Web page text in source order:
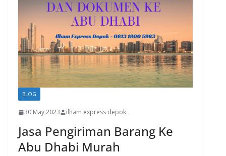
BLOG
30 May 2023 ilham express depok
Jasa Pengiriman Barang Ke
Abu Dhabi Murah